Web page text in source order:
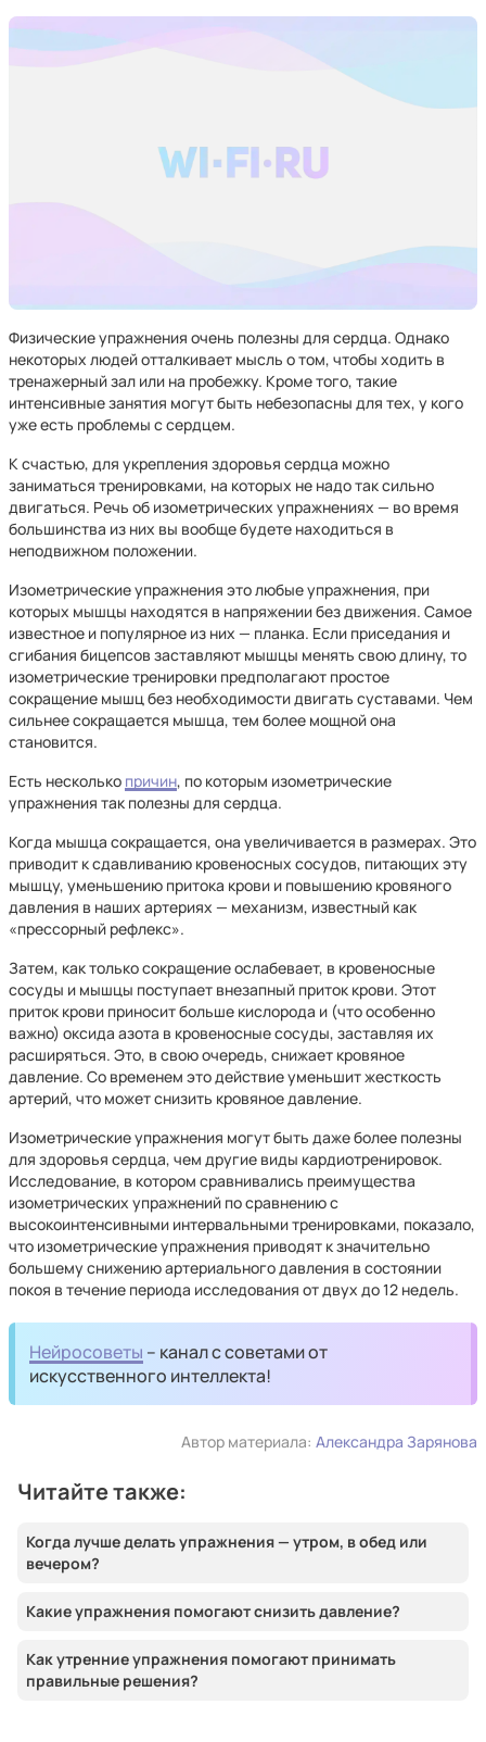
Физические упражнения очень полезны для сердца. Однако
некоторых людей отталкивает мысль о том, чтобы ходить в
тренажерный зал или на пробежку. Кроме того, такие
интенсивные занятия могут быть небезопасны для тех, у кого
уже есть проблемы с сердцем.
К счастью, для укрепления здоровья сердца можно
заниматься тренировками, на которых не надо так сильно
двигаться. Речь об изометрических упражнениях — во время
большинства из них вы вообще будете находиться в
неподвижном положении.
Изометрические упражнения это любые упражнения, при
которых мышцы находятся в напряжении без движения. Самое
известное и популярное из них — планка. Если приседания и
сгибания бицепсов заставляют мышцы менять свою длину, то
изометрические тренировки предполагают простое
сокращение мышц без необходимости двигать суставами. Чем
сильнее сокращается мышца, тем более мощной она
становится.
Есть несколько причин, по которым изометрические
упражнения так полезны для сердца.
Когда мышца сокращается, она увеличивается в размерах. Это
приводит к сдавливанию кровеносных сосудов, питающих эту
мышцу, уменьшению притока крови и повышению кровяного
давления в наших артериях — механизм, известный как
«прессорный рефлекс».
Затем, как только сокращение ослабевает, в кровеносные
сосуды и мышцы поступает внезапный приток крови. Этот
приток крови приносит больше кислорода и (что особенно
важно) оксида азота в кровеносные сосуды, заставляя их
расширяться. Это, в свою очередь, снижает кровяное
давление. Со временем это действие уменьшит жесткость
артерий, что может снизить кровяное давление.
Изометрические упражнения могут быть даже более полезны
для здоровья сердца, чем другие виды кардиотренировок.
Исследование, в котором сравнивались преимущества
изометрических упражнений по сравнению с
высокоинтенсивными интервальными тренировками, показало,
что изометрические упражнения приводят к значительно
большему снижению артериального давления в состоянии
покоя в течение периода исследования от двух до 12 недель.
Нейросоветы – канал с советами от
искусственного интеллекта!
Автор материала: Александра Зарянова
Читайте также:
Когда лучше делать упражнения — утром, в обед или
вечером?
Какие упражнения помогают снизить давление?
Как утренние упражнения помогают принимать
правильные решения?